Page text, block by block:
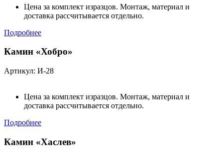
Цена за комплект изразцов. Монтаж, материал и
доставка рассчитывается отдельно.
Подробнее
Камин «Хобро»
Артикул: И-28
Цена за комплект изразцов. Монтаж, материал и
доставка рассчитывается отдельно.
Подробнее
Камин «Хаслев»